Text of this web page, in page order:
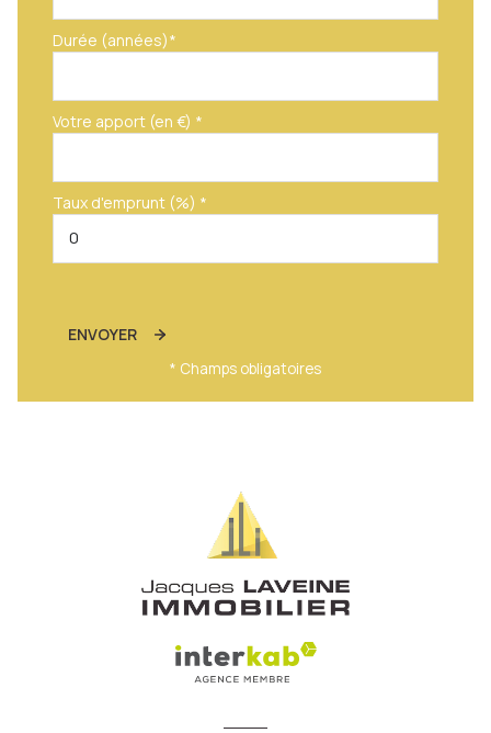
Durée (années)*
Votre apport (en €) *
Taux d'emprunt (%) *
ENVOYER
* Champs obligatoires